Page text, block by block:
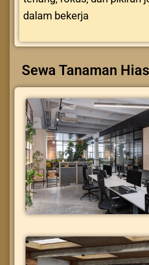
dalam bekerja
Sewa Tanaman